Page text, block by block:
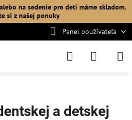
na sedenie pre deti máme skladom.
si z našej ponuky
Panel používateľa
a detskej